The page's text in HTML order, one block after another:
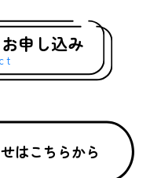
申し込み
はこちらから